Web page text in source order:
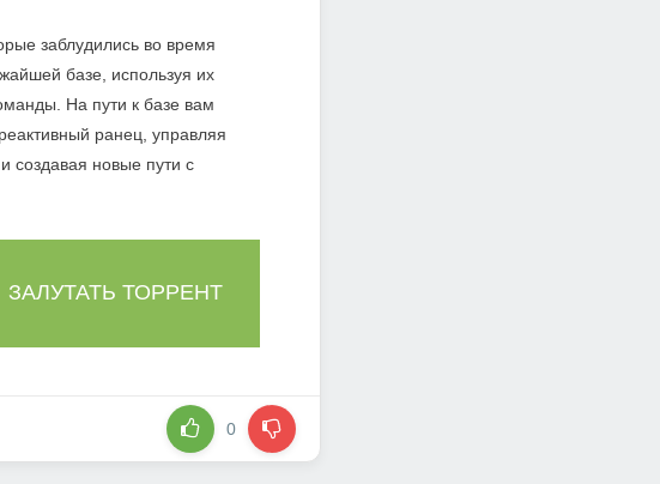
заблудились во время
базе, используя их
На пути к базе вам
ранец, управляя
новые пути с
ЗАЛУТАТЬ ТОРРЕНТ
0